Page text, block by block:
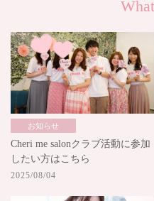
お知らせ
Cheri me salonクラブ活動に参加
したい方はこちら
2025/08/04